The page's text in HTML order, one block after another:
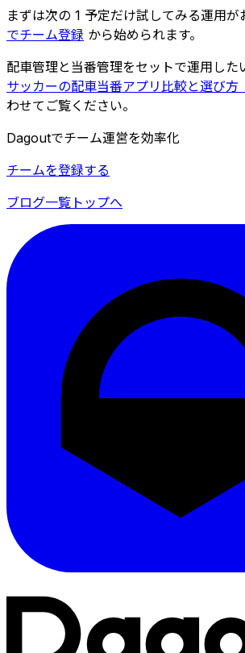
まずは次の 1 予定だけ試してみる運用が
でチーム登録 から始められます。
配車管理と当番管理をセットで運用した
サッカーの配車当番アプリ比較と選び方
わせてご覧ください。
Dagoutでチーム運営を効率化
チームを登録する
ブログ一覧 トップへ